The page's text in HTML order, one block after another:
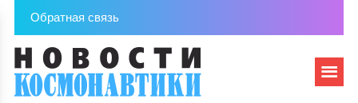
Обратная связь